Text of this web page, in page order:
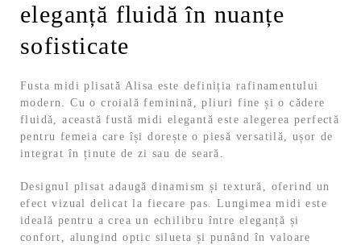
eleganță fluidă în nuanțe
sofisticate
Fusta midi plisată Alisa este definiția rafinamentului
modern. Cu o croială feminină, pliuri fine și o cădere
fluidă, această fustă midi elegantă este alegerea perfectă
pentru femeia care își dorește o piesă versatilă, ușor de
integrat în ținute de zi sau de seară.
Designul plisat adaugă dinamism și textură, oferind un
efect vizual delicat la fiecare pas. Lungimea midi este
ideală pentru a crea un echilibru între eleganță și
confort, alungind optic silueta și punând în valoare